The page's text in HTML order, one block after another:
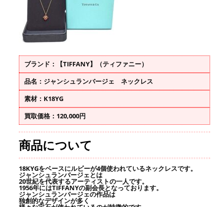
ブランド：【TIFFANY】（ティファニー）
品名：ジャンシュランバージェ ネックレス
素材：K18YG
買取価格：120,000円
商品について
18KYGをベースにルビーが4個使われているネックレスです。
ジャンシュランバージェとは
20世紀を代表するアーティストの一人です。
1956年にはTIFFANYの副会長となっております。
ジャンシュランバージェの作品は
独創的なデザインが多く